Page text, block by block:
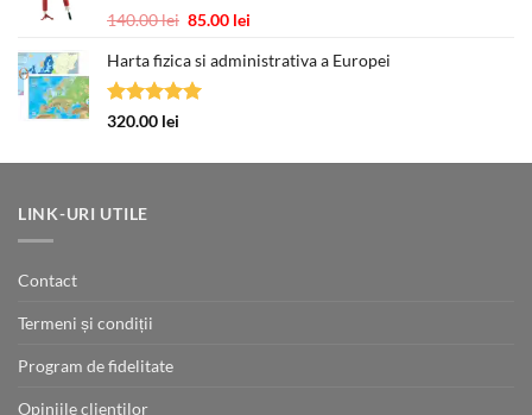
210.00 lei
Evaluat la
140.00lei Prețul
a
fost:
85.00 lei
este:
Harta fizica si administrativa a Europei
Evaluat la
320.00 lei
LINK-URI UTILE
Contact
Termeni și condiții
Program de fidelitate
Opiniile clientilor